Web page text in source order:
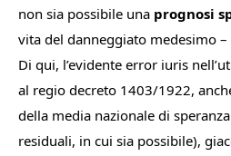
non sia possibile una prognosi
vita del danneggiato medesimo –
Di qui, l’evidente error iuris
al regio decreto 1403/1922,
della media nazionale di
residuali, in cui sia possibile),